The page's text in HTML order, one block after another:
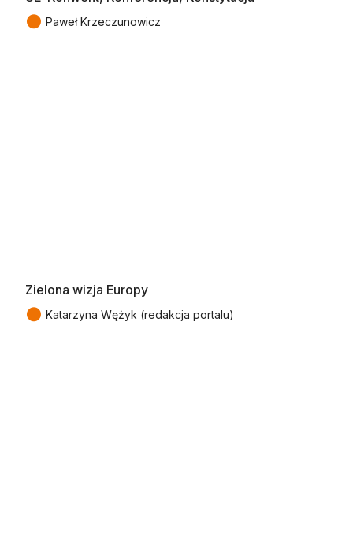
● Paweł Krzeczunowicz
Zielona wizja Europy
● Katarzyna Wężyk (redakcja portalu)